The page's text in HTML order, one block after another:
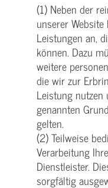
(1) Neben der
unserer
Leistungen an,
können. Dazu
weitere
die wir zur
Leistung
genannten
gelten.
(2) Teilweise
Verarbeitung
Dienstleister.
sorgfältig